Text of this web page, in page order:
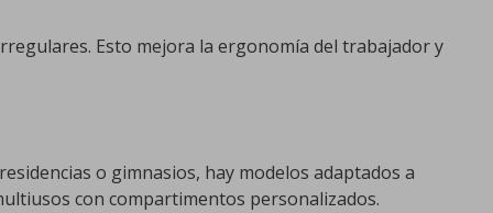
Esto mejora la ergonomía del trabajador y
o gimnasios, hay modelos adaptados a
con compartimentos personalizados.